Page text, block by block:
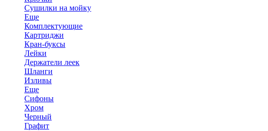
Сушилки на мойку
Еще
Комплектующие
Картриджи
Кран-буксы
Лейки
Держатели леек
Шланги
Изливы
Еще
Сифоны
Хром
Черный
Графит